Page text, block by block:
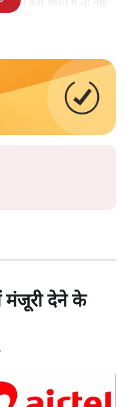
से कम भारत में तो नहीं
मंजूरी देने के